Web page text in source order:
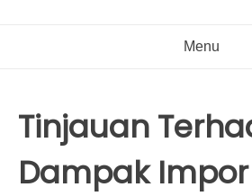
Menu
Tinjauan
Dampak Impor